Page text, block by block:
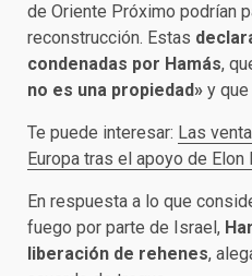
de Oriente Próximo podrían
reconstrucción. Estas
condenadas por Hamás,
no es una propiedad» y que
Te puede interesar: Las
Europa tras el apoyo de
En respuesta a lo que
fuego por parte de Israel,
liberación de rehenes,